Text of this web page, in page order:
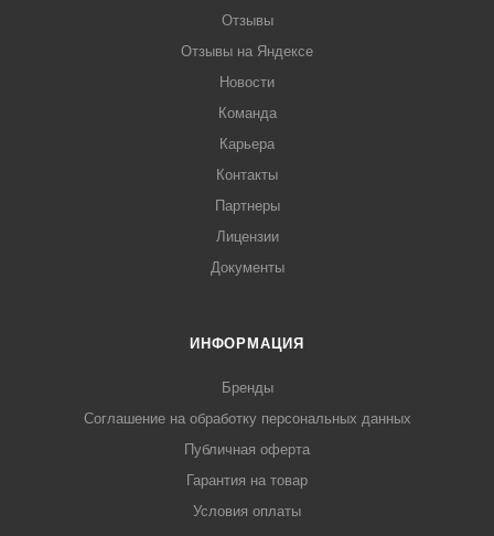
Отзывы
Отзывы на Яндексе
Новости
Команда
Карьера
Контакты
Партнеры
Лицензии
Документы
ИНФОРМАЦИЯ
Бренды
Соглашение на обработку персональных данных
Публичная оферта
Гарантия на товар
Условия оплаты